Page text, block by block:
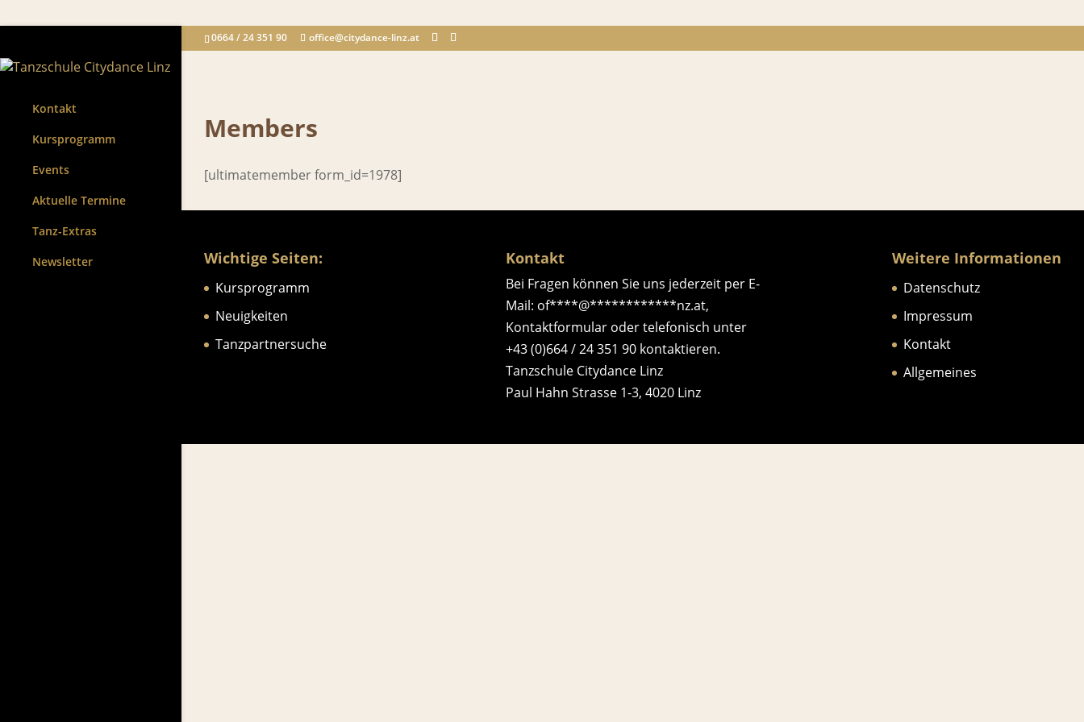
0664 / 24 351 90 office@citydance-linz.at
Kontakt
Kursprogramm
Events
Aktuelle Termine
Tanz-Extras
Newsletter
Members
[ultimatemember form_id=1978]
Wichtige Seiten:
Kursprogramm
Neuigkeiten
Tanzpartnersuche
Kontakt
Bei Fragen können Sie uns jederzeit per E-
Mail: of****@************nz.at,
Kontaktformularoder telefonisch unter
+43 (0)664 / 24 351 90kontaktieren.
Tanzschule Citydance Linz
Paul Hahn Strasse 1-3, 4020 Linz
Weitere Informationen
Datenschutz
Impressum
Kontakt
Allgemeines